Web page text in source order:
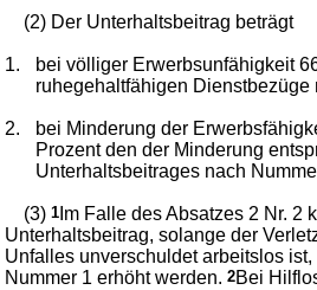
(2) Der Unterhaltsbeitrag beträgt
1.
bei völliger Erwerbsunfähigkeit
ruhegehaltfähigen Dienstbezüge
2.
bei Minderung der
Prozent den der Minderung
Unterhaltsbeitrages nach
(3)1 Im Falle des Absatzes 2 Nr. 2
Unterhaltsbeitrag, solange der
Unfalles unverschuldet arbeitslos
Nummer 1 erhöht werden.2Bei